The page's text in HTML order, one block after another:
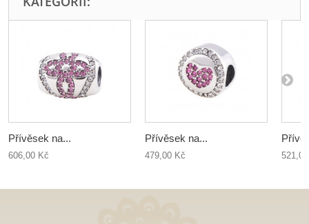
Přívěsek na...
606,00 Kč
Přívěsek na...
479,00 Kč